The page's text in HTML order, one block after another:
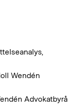
Wendén
Advokatbyrå